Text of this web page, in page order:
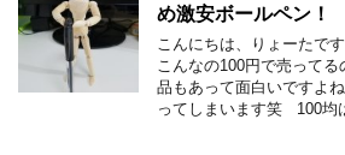
め激安ボールペン！
こんにちは、りょーたで
こんなの100円で売って
品もあって面白いですよ
ってしまいます笑 100